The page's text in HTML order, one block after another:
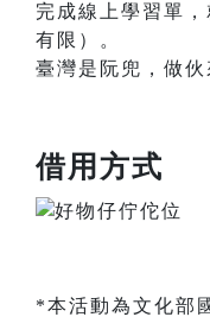
完成線上學習單
有限）。
臺灣是阮兜，做伙
借用方式
*本活動為文化部